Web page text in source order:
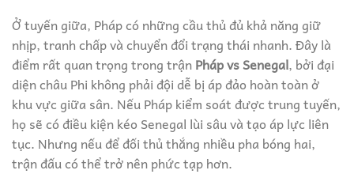
Ở tuyến giữa, Pháp có những cầu thủ đủ khả năng giữ
nhịp, tranh chấp và chuyển đổi trạng thái nhanh. Đây là
điểm rất quan trọng trong trậnPháp vs Senegal, bởi đại
diện châu Phi không phải đội dễ bị áp đảo hoàn toàn ở
khu vực giữa sân. Nếu Pháp kiểm soát được trung tuyến,
họ sẽ có điều kiện kéo Senegal lùi sâu và tạo áp lực liên
tục. Nhưng nếu để đối thủ thắng nhiều pha bóng hai,
trận đấu có thể trở nên phức tạp hơn.